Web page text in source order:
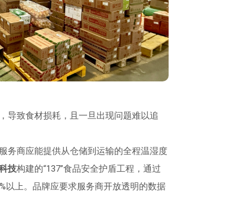
导致食材损耗，且一旦出现问题难以追
务商应能提供从仓储到运输的全程温湿度
技构建的“137”食品安全护盾工程，通过
以上。品牌应要求服务商开放透明的数据